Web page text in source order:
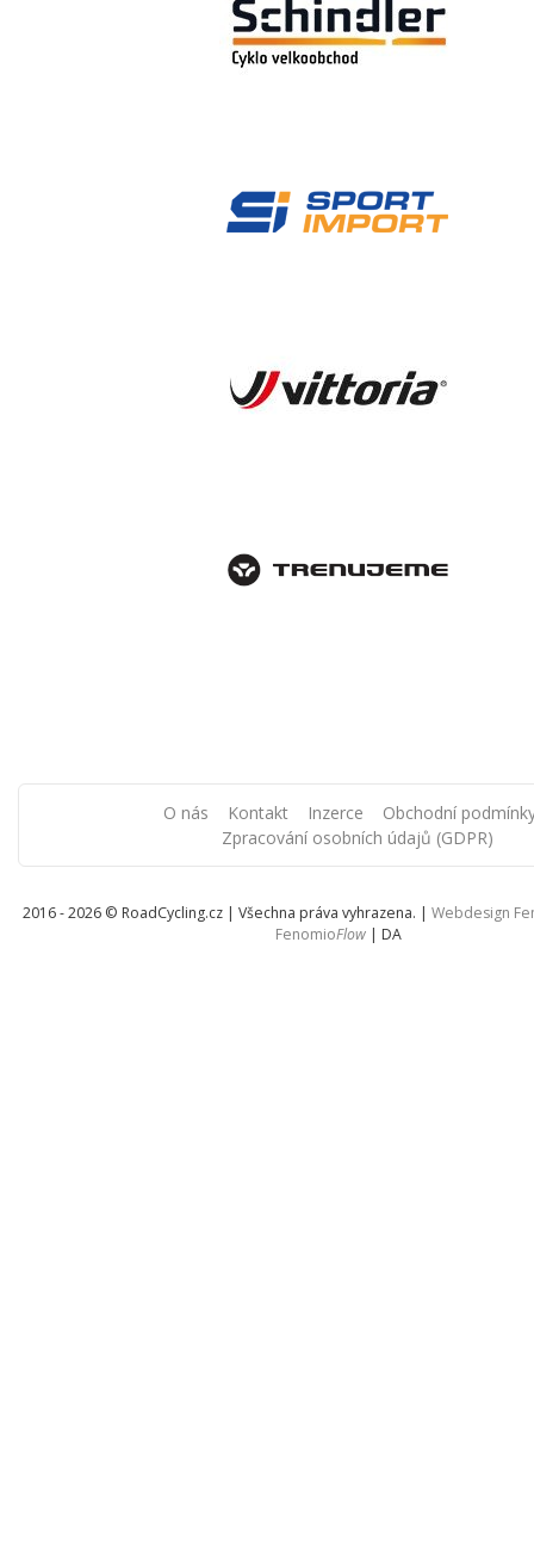
O nás Kontakt Inzerce
Obchodní
Zpracování osobních údajů (GDPR)
2016 - 2026 © RoadCycling.cz | Všechna práva vyhrazena. | Webdesign
FenomioFlow| DA